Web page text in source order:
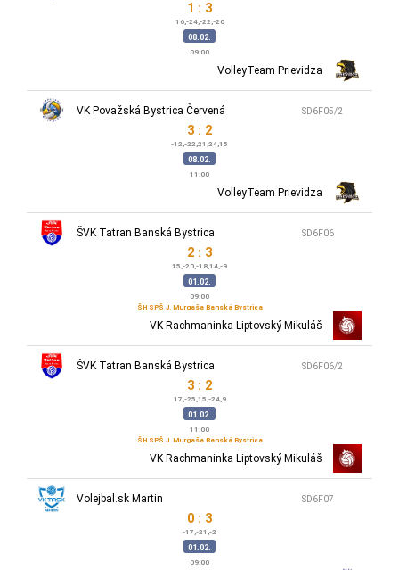
1 : 3
16,-24,-22,-20
08.02.
09:00
VolleyTeam Prievidza
SD6F05/2
VK Považská Bystrica Červená
3 : 2
-12,-22,21,24,15
08.02.
11:00
VolleyTeam Prievidza
SD6F06
ŠVK Tatran Banská Bystrica
2 : 3
15,-20,-18,14,-9
01.02.
09:00
ŠH SPŠ J. Murgaša Banská Bystrica
VK Rachmaninka Liptovský Mikuláš
SD6F06/2
ŠVK Tatran Banská Bystrica
3 : 2
17,-25,15,-24,9
01.02.
11:00
ŠH SPŠ J. Murgaša Banská Bystrica
VK Rachmaninka Liptovský Mikuláš
SD6F07
Volejbal.sk Martin
0 : 3
-17,-21,-2
01.02.
09:00